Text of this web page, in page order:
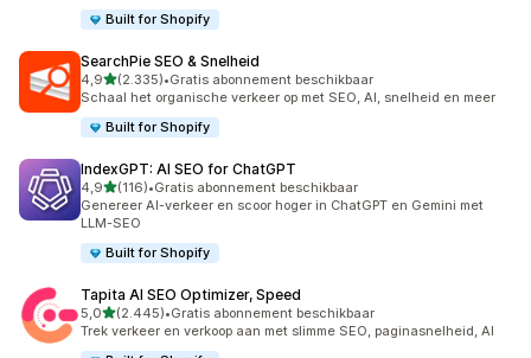
Built for Shopify
SearchPie SEO & Snelheid
4,9van 5 sterren
(2.335)
2335 recensies in totaal
•Gratis abonnement beschikbaar
Schaal het organische verkeer op met SEO, AI, snelheid en meer
Built for Shopify
IndexGPT: AI SEO for ChatGPT
4,9van 5 sterren
(116)
116 recensies in totaal
•Gratis abonnement beschikbaar
Genereer AI-verkeer en scoor hoger in ChatGPT en Gemini met
LLM-SEO
Built for Shopify
Tapita AI SEO Optimizer, Speed
5,0van 5 sterren
(2.445)
2445 recensies in totaal
•Gratis abonnement beschikbaar
Trek verkeer en verkoop aan met slimme SEO, paginasnelheid, AI